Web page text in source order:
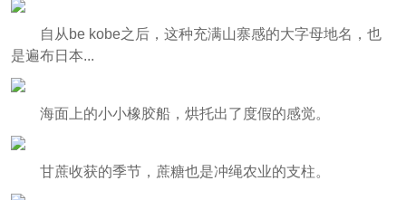
自从be kobe之后，这种充满山寨感的大字母地名，也
是遍布日本...
海面上的小小橡胶船，烘托出了度假的感觉。
甘蔗收获的季节，蔗糖也是冲绳农业的支柱。